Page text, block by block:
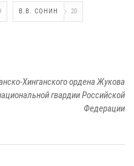
В.В. СОНИН 20
Хинганского ордена Жукова
гвардии Российской
Федерации